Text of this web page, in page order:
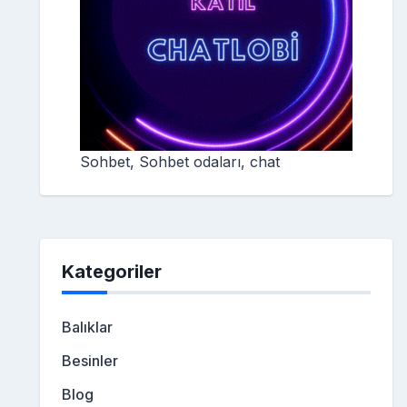
Sohbet, Sohbet odaları, chat
Kategoriler
Balıklar
Besinler
Blog